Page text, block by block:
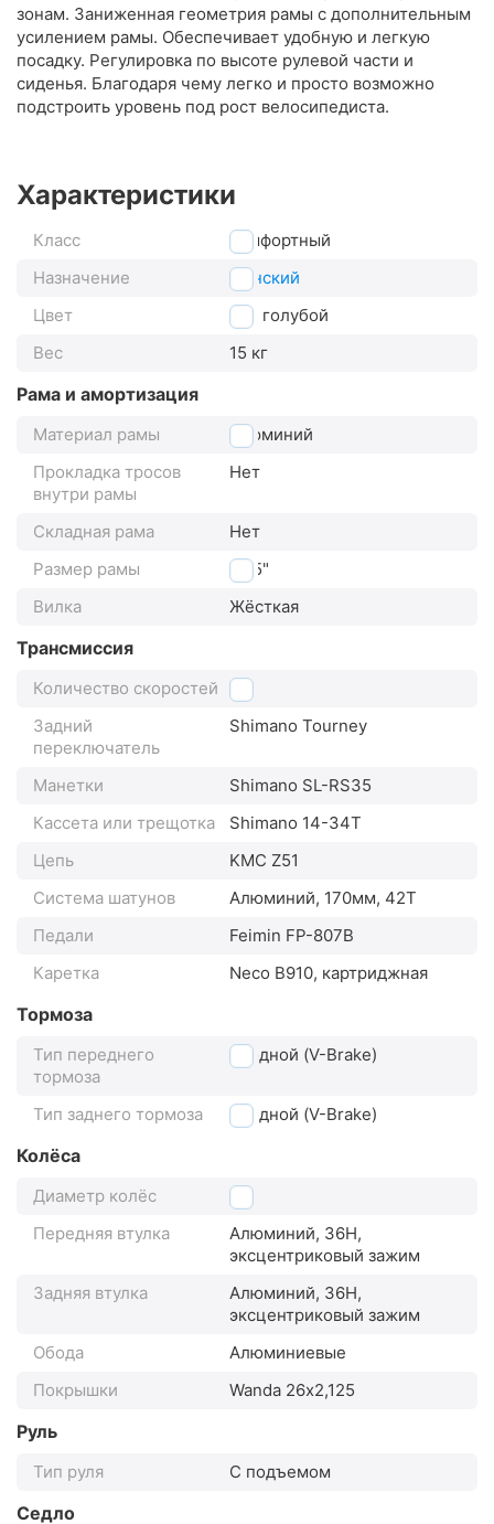
зонам. Заниженная геометрия рамы с дополнительным
усилением рамы. Обеспечивает удобную и легкую
посадку. Регулировка по высоте рулевой части и
сиденья. Благодаря чему легко и просто возможно
подстроить уровень под рост велосипедиста.
Характеристики
Класс
комфортный
Назначение
женский
Цвет
голубой
Вес
15 кг
Рама и амортизация
Материал рамы
алюминий
Прокладка тросов
внутри рамы
Нет
Складная рама
Нет
Размер рамы
13,5"
Вилка
Жёсткая
Трансмиссия
Количество скоростей 7
Задний
переключатель
Shimano Tourney
Манетки
Shimano SL-RS35
Кассета или трещотка
Shimano 14-34Т
Цепь
KMC Z51
Система шатунов
Алюминий, 170мм, 42Т
Педали
Feimin FP-807B
Каретка
Neco B910, картриджная
Тормоза
Тип переднего
тормоза
ободной (V-Brake)
Тип заднего тормоза ободной (V-Brake)
Колёса
Диаметр колёс
26"
Передняя втулка
Алюминий, 36H,
эксцентриковый зажим
Задняя втулка
Алюминий, 36H,
эксцентриковый зажим
Обода
Алюминиевые
Покрышки
Wanda 26х2,125
Руль
Тип руля С подъемом
Седло